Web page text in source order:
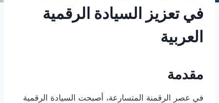
في تعزيز السيادة الرقمية
العربية
مقدمة
في عصر الرقمنة المتسارعة، أصبحت السيادة الرقمية